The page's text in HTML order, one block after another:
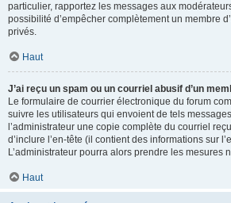
particulier, rapportez les messages aux
possibilité d’empêcher complètement un membre
privés.
Haut
J’ai reçu un spam ou un courriel abusif d’un
Le formulaire de courrier électronique du forum
suivre les utilisateurs qui envoient de tels
l’administrateur une copie complète du courriel
d’inclure l’en-tête (il contient des informations sur
L’administrateur pourra alors prendre les mesures
Haut